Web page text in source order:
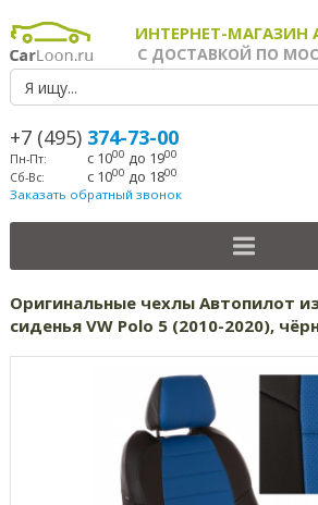
ИНТЕРНЕТ-МАГАЗИН
С ДОСТАВКОЙ ПО
+7 (495) 374-73-00
Пн-Пт: с 1000 до 1900
Сб-Вс: с 1000 до 1800
Заказать обратный звонок
Оригинальные чехлы Автопилот
сиденья VW Polo 5 (2010-2020),